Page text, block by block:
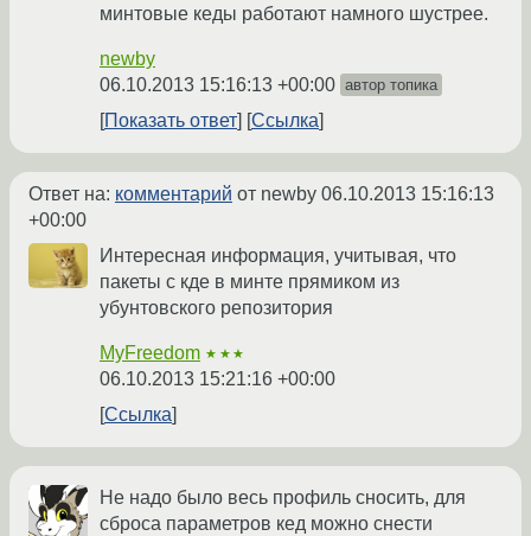
минтовые кеды работают намного шустрее.
newby
06.10.2013 15:16:13 +00:00 автор топика
Показать ответ Ссылка
Ответ на: комментарий от newby 06.10.2013 15:16:13
+00:00
Интересная информация, учитывая, что
пакеты с кде в минте прямиком из
убунтовского репозитория
MyFreedom ★★★
06.10.2013 15:21:16 +00:00
Ссылка
Не надо было весь профиль сносить, для
сброса параметров кед можно снести